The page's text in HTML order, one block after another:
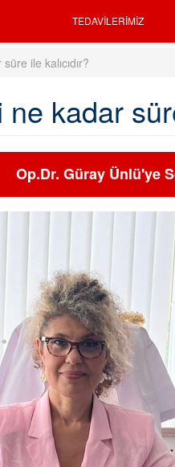
TEDAVILERIMIZ
ile kalıcıdır?
kadar
Op.Dr. Güray Ünlü'ye